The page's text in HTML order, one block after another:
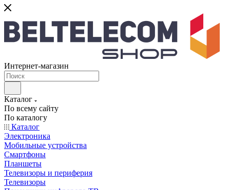
Интернет-магазин
Каталог
По всему сайту
По каталогу
Каталог
Электроника
Мобильные устройства
Смартфоны
Планшеты
Телевизоры и периферия
Телевизоры